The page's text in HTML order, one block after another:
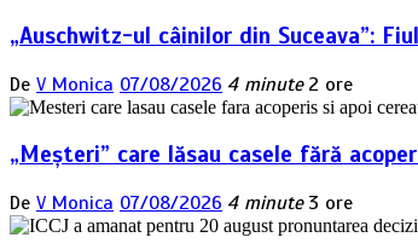
„Auschwitz-ul câinilor din Suceava”:
De V Monica 07/08/2026 4 minute 2 ore
„Meșteri” care lăsau casele fără
De V Monica 07/08/2026 4 minute 3 ore